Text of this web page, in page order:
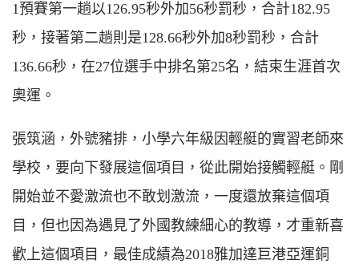
1預賽第一趟以126.95秒外加56秒罰秒，合計182.95
秒，接著第二趟則是128.66秒外加8秒罰秒，合計
136.66秒，在27位選手中排名第25名，結束生涯首次
奧運。
張筑涵，外號豬排，小學六年級因輕艇的實習老師來
學校，要向下發展這個項目，從此開始接觸輕艇。剛
開始並不愛激流也不敢划激流，一度還放棄這個項
目，但也因為遇見了外國教練細心的教導，才重新喜
歡上這個項目，最佳成績為2018雅加達巨港亞運銅